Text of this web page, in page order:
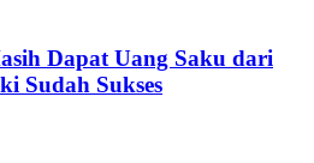
Dapat Uang Saku dari
Sudah Sukses